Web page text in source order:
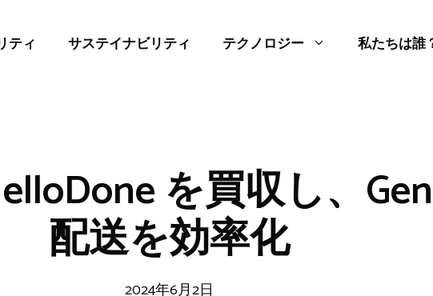
ティ サステイナビリティ テクノロジー 私たちは誰
を買収し、
配送を効率化
2024年6月2日